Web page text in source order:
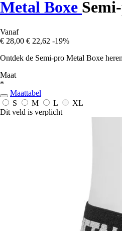
Metal Boxe
Vanaf
€ 28,00 € 22,62 -19%
Ontdek de Semi-pro Metal Boxe
Maat
*
Maattabel
S
M L
XL
Dit veld is verplicht